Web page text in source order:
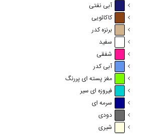
آبی نفتی
کاکائویی
برنزه کدر
سفید
شفقی
آبی کدر
مغز پسته ای پررنگ
فیروزه ای سیر
سرمه ای
دودی
شیری